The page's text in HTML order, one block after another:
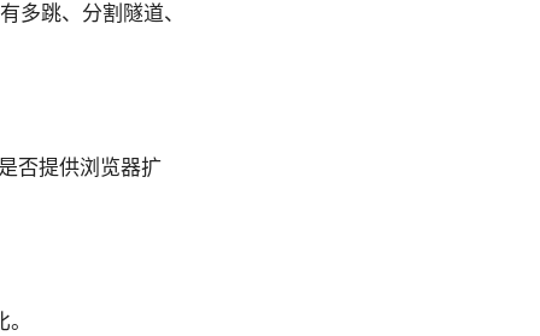
多跳、分割隧道、
否提供浏览器扩